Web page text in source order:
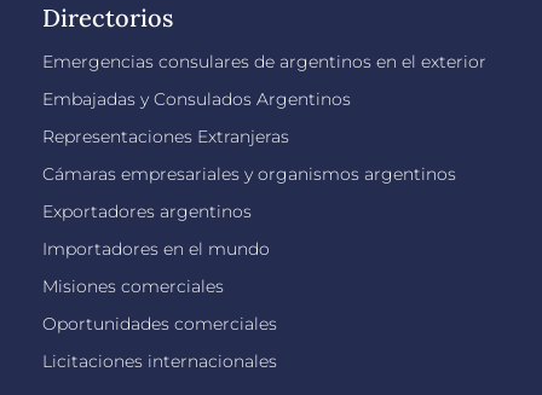
Directorios
Emergencias consulares de argentinos en el exterior
Embajadas y Consulados Argentinos
Representaciones Extranjeras
Cámaras empresariales y organismos argentinos
Exportadores argentinos
Importadores en el mundo
Misiones comerciales
Oportunidades comerciales
Licitaciones internacionales